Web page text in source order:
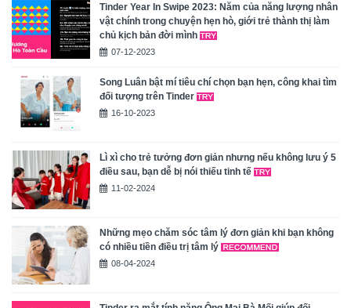
Tinder Year In Swipe 2023: Năm của năng lượng nhân
vật chính trong chuyện hẹn hò, giới trẻ thành thị làm
chủ kịch bản đời mình
07-12-2023
Song Luân bật mí tiêu chí chọn bạn hẹn, công khai tìm
đối tượng trên Tinder
16-10-2023
Lì xì cho trẻ tưởng đơn giản nhưng nếu không lưu ý 5
điều sau, bạn dễ bị nói thiếu tinh tế
11-02-2024
Những mẹo chăm sóc tâm lý đơn giản khi bạn không
có nhiều tiền điều trị tâm lý
08-04-2024